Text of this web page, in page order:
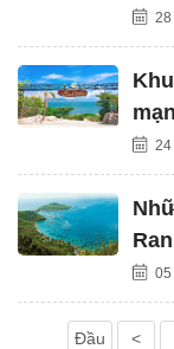
28
24
05
Đầu <